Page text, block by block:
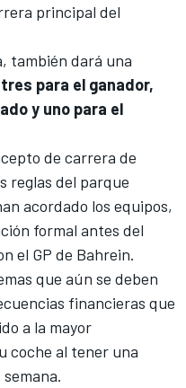
principal del
también dará una
tres para el ganador,
y uno para el
de carrera de
reglas del parque
acordado los equipos,
formal antes del
el GP de Bahrein.
que aún se deben
financieras que
a la mayor
coche al tener una